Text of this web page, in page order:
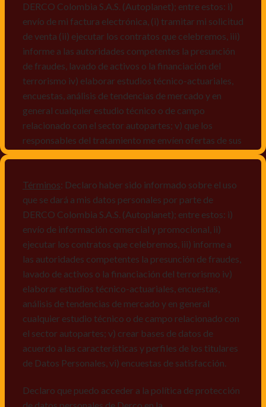
DERCO Colombia S.A.S. (Autoplanet); entre estos: i)
envío de mi factura electrónica, (i) tramitar mi solicitud
de venta (ii) ejecutar los contratos que celebremos, iii)
informe a las autoridades competentes la presunción
de fraudes, lavado de activos o la financiación del
terrorismo iv) elaborar estudios técnico-actuariales,
encuestas, análisis de tendencias de mercado y en
general cualquier estudio técnico o de campo
relacionado con el sector autopartes; v) que los
responsables del tratamiento me envíen ofertas de sus
mismos, vi) crear bases de datos de acuerdo a las
características y perfiles de los titulares de Datos
Personales, v) encuestas de satisfacción, vi) reportes
recall.
Declaro que puedo acceder a la política de protección
de datos personales de Derco en la
direcciónwww.autoplanet.com.co, igualmente,
manifiesto que he sido informado sobre mis derechos
a conocer, actualizar, rectificar, suprimir, solicitar
prueba: i) de autorización y ii) finalidad, presentar
quejas y/o reclamos en canales de
atención: servicioalcliente@derco.com.coy en
responsables, para que efectúen el tratamiento de mis
Términos: Declaro haber sido informado sobre el uso
que se dará a mis datos personales por parte de
DERCO Colombia S.A.S. (Autoplanet); entre estos: i)
envío de información comercial y promocional, ii)
ejecutar los contratos que celebremos, iii) informe a
las autoridades competentes la presunción de fraudes,
lavado de activos o la financiación del terrorismo iv)
elaborar estudios técnico-actuariales, encuestas,
análisis de tendencias de mercado y en general
cualquier estudio técnico o de campo relacionado con
el sector autopartes; v) crear bases de datos de
acuerdo a las características y perfiles de los titulares
de Datos Personales, vi) encuestas de satisfacción.
Declaro que puedo acceder a la política de protección